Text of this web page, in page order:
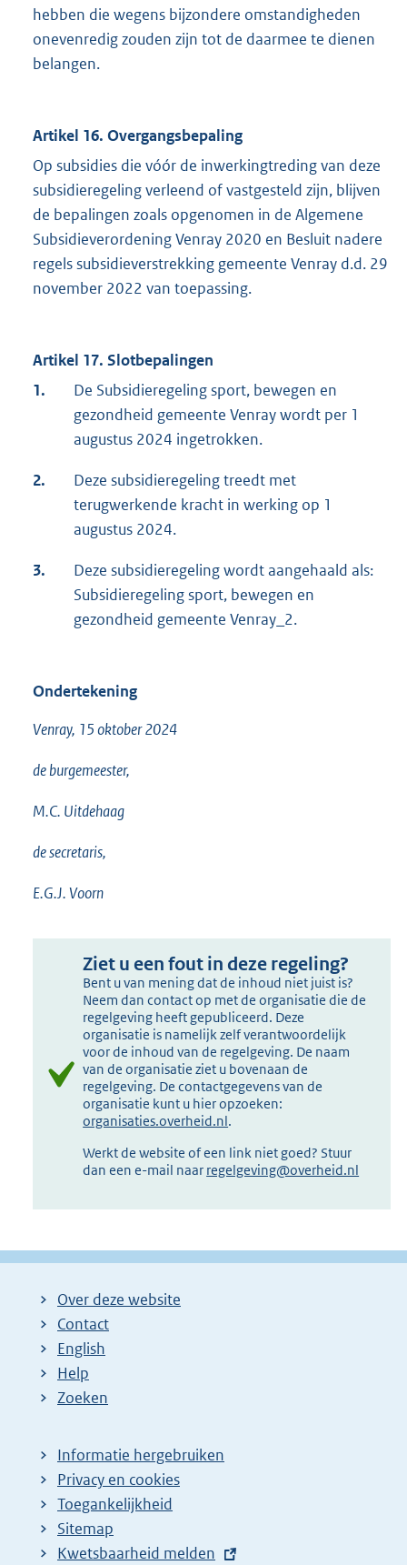
hebben die wegens bijzondere omstandigheden
onevenredig zouden zijn tot de daarmee te dienen
belangen.
Artikel 16. Overgangsbepaling
Op subsidies die vóór de inwerkingtreding van deze
subsidieregeling verleend of vastgesteld zijn, blijven
de bepalingen zoals opgenomen in de Algemene
Subsidieverordening Venray 2020 en Besluit nadere
regels subsidieverstrekking gemeente Venray d.d. 29
november 2022 van toepassing.
Artikel 17. Slotbepalingen
1.
De Subsidieregeling sport, bewegen en
gezondheid gemeente Venray wordt per 1
augustus 2024 ingetrokken.
2.
Deze subsidieregeling treedt met
terugwerkende kracht in werking op 1
augustus 2024.
3.
Deze subsidieregeling wordt aangehaald als:
Subsidieregeling sport, bewegen en
gezondheid gemeente Venray_2.
Ondertekening
Venray, 15 oktober 2024
de burgemeester,
M.C. Uitdehaag
de secretaris,
E.G.J. Voorn
Ziet u een fout in deze regeling?
Bent u van mening dat de inhoud niet juist is?
Neem dan contact op met de organisatie die de
regelgeving heeft gepubliceerd. Deze
organisatie is namelijk zelf verantwoordelijk
voor de inhoud van de regelgeving. De naam
van de organisatie ziet u bovenaan de
regelgeving. De contactgegevens van de
organisatie kunt u hier opzoeken:
organisaties.overheid.nl.
Werkt de website of een link niet goed? Stuur
dan een e-mail naar regelgeving@overheid.nl
Over deze website
Contact
English
Help
Zoeken
Informatie hergebruiken
Privacy en cookies
Toegankelijkheid
Sitemap
E
Kwetsbaarheid melden